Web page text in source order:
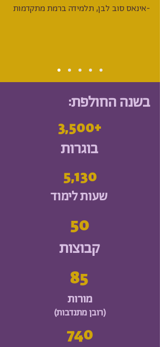
-אינאס סוב לבן, תלמידה ברמת מתקדמות
בשנה החולפת:
3,500+
בוגרות
5,130
שעות לימוד
50
קבוצות
85
מורות
(רובן מתנדבות)
740